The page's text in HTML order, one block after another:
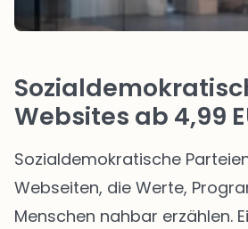
Websites ab 4,99
Sozialdemokratische
Webseiten, die Werte,
Menschen nahbar erzählen.